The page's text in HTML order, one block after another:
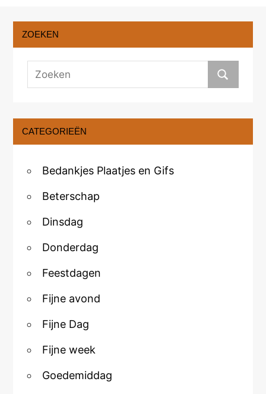
ZOEKEN
CATEGORIEËN
Bedankjes Plaatjes en Gifs
Beterschap
Dinsdag
Donderdag
Feestdagen
Fijne avond
Fijne Dag
Fijne week
Goedemiddag